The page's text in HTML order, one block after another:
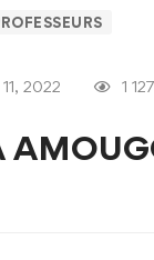
2022 1